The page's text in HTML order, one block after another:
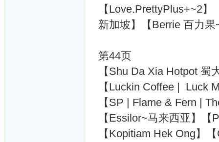
【Love.PrettyPlus+~2
新加坡】【Berrie 百力
第44页
【Shu Da Xia Hotpot
【Luckin Coffee | Luck
【SP | Flame & Fern |
【Essilor~马来西亚】
【Kopitiam Hek Ong】